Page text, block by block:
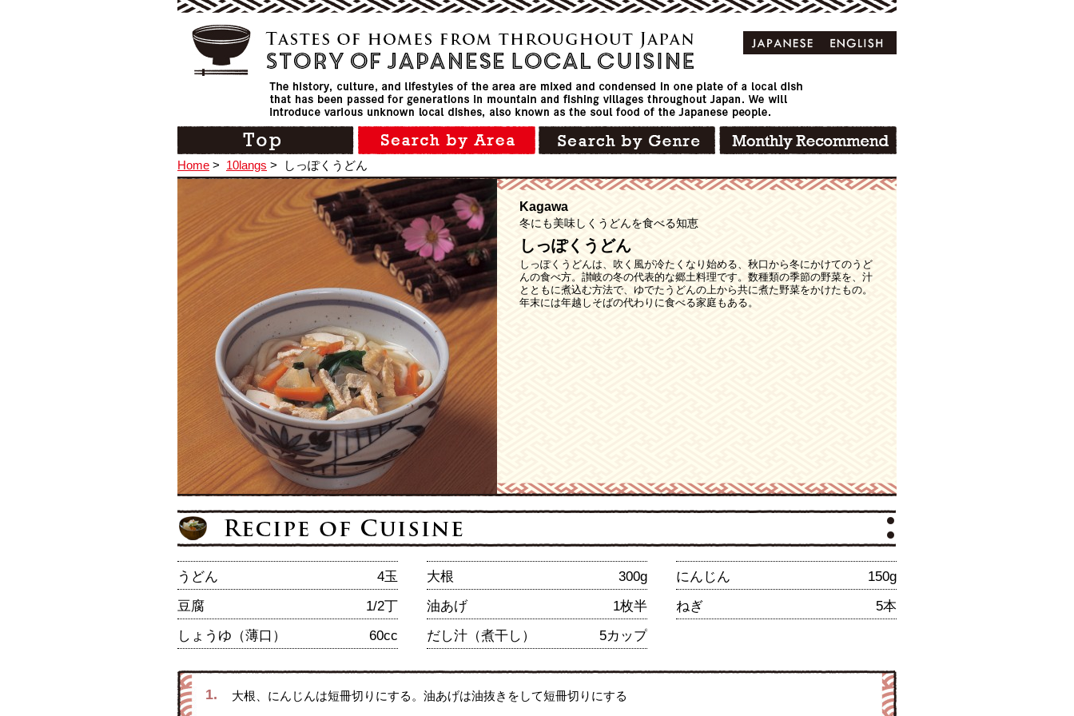
Home > 10langs > しっぽくうどん
Kagawa
冬にも美味しくうどんを食べる知恵
しっぽくうどん
しっぽくうどんは、吹く風が冷たくなり始める、秋口から冬にかけてのうど
んの食べ方。讃岐の冬の代表的な郷土料理です。数種類の季節の野菜を、汁
とともに煮込む方法で、ゆでたうどんの上から共に煮た野菜をかけたもの。
年末には年越しそばの代わりに食べる家庭もある。
うどん 4玉 大根 300g にんじん
150g
豆腐
1/2丁 油あげ 1枚半 ねぎ
5本
しょうゆ（薄口）
60cc だし汁（煮干し） 5カップ
1. 大根、にんじんは短冊切りにする。油あげは油抜きをして短冊切りにする